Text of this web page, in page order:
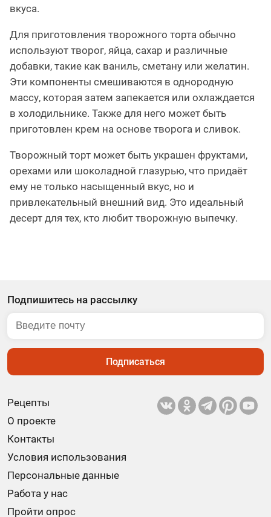
вкуса.
Для приготовления творожного торта обычно
используют творог, яйца, сахар и различные
добавки, такие как ваниль, сметану или желатин.
Эти компоненты смешиваются в однородную
массу, которая затем запекается или охлаждается
в холодильнике. Также для него может быть
приготовлен крем на основе творога и сливок.
Творожный торт может быть украшен фруктами,
орехами или шоколадной глазурью, что придаёт
ему не только насыщенный вкус, но и
привлекательный внешний вид. Это идеальный
десерт для тех, кто любит творожную выпечку.
Рецепты
О проекте
Контакты
Условия использования
Персональные данные
Работа у нас
Пройти опрос
Подпишитесь на рассылку
Подписаться